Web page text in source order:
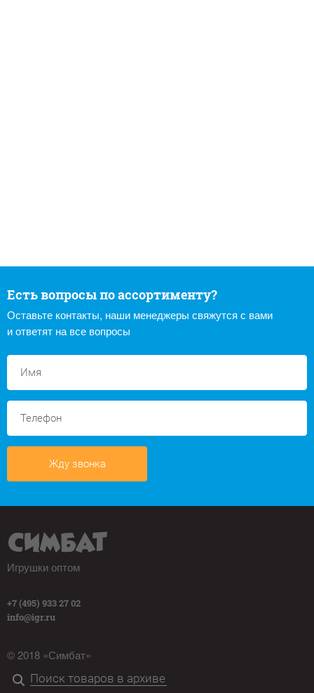
Есть вопросы по ассортименту?
Оставьте контакты, наши менеджеры свяжутся с вами
и ответят на все вопросы
Жду звонка
Игрушки оптом
+7 (495) 933 27 02
info@igr.ru
© 2018 «Симбат»